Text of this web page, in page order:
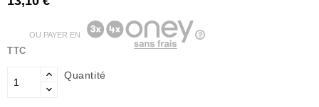
TTC
OU PAYER EN
Quantité